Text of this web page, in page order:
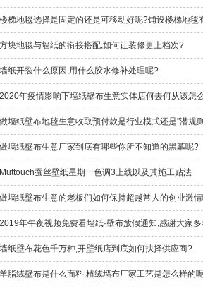
楼梯地毯选择是固定的还是可移动好呢?铺设楼梯地毯
方块地毯与墙纸的衔接搭配,如何让装修更上档次?
墙纸开裂什么原因,用什么胶水修补处理呢?
2020年疫情影响下墙纸壁布生意实体店何去何从该怎
做墙纸壁布地毯生意收取预付款是行业模式还是"潜规
做墙纸壁布生意厂家到底有哪些你所不知道的黑幕呢?
Muttouch蚕丝壁纸星期一色调3上线以及其施工贴法
做墙纸壁布生意的老板们如何保持超越常人的创业激情呢
2019年午夜视频免费看墙纸·壁布放假通知,感谢大家
墙纸壁布花色千万种,开壁纸店到底如何抉择供应商?
羊脂绒壁布是什么面料,植绒墙布厂家工艺是怎么样的